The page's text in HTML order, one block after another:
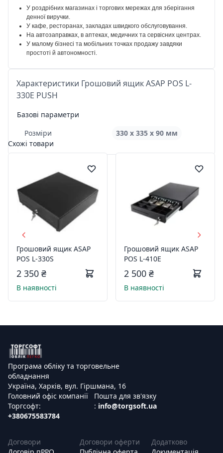
У роздрібних магазинах і торгових мережах для зберігання
денної виручки.
У кафе, ресторанах, закладах швидкого обслуговування.
На автозаправках, в аптеках, медичних та сервісних центрах.
У малому бізнесі та мобільних точках продажу завдяки
простоті й автономності.
Характеристики Грошовий ящик ASAP POS L-
330E PUSH
Базові параметри
Розміри
330 х 335 х 90 мм
Схожі товари
Грошовий ящик ASAP
POS L-330S
2 350 ₴
В наявності
Грошовий ящик ASAP
POS L-410E
2 500 ₴
В наявності
Програма обліку та торговельне
обладнання
Україна, Харків, вул. Гіршмана, 16
Головний офіс компанії
Торгсофт:
+380675583784
Пошта для зв'язку
: info@torgsoft.ua
Договори
Договори оферти
Додатково